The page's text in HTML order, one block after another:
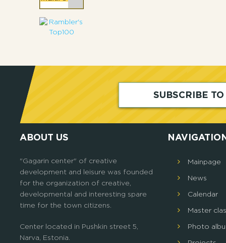
SUBSCRIBE
ABOUT US
"Gagarin center" of creative
development and leisure was founded
for the organization of creative,
developmental and interesting spare
time for the town citizens.
Center located in Pushkin street 5,
Narva, Estonia.
Mainpage
News
Calendar
Master
Photo